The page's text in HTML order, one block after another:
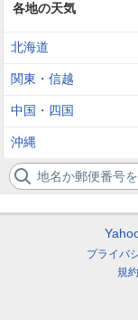
各地の天気
北海道
関東・信越
中国・四国
沖縄
地名か郵便番号
プライバ
規約